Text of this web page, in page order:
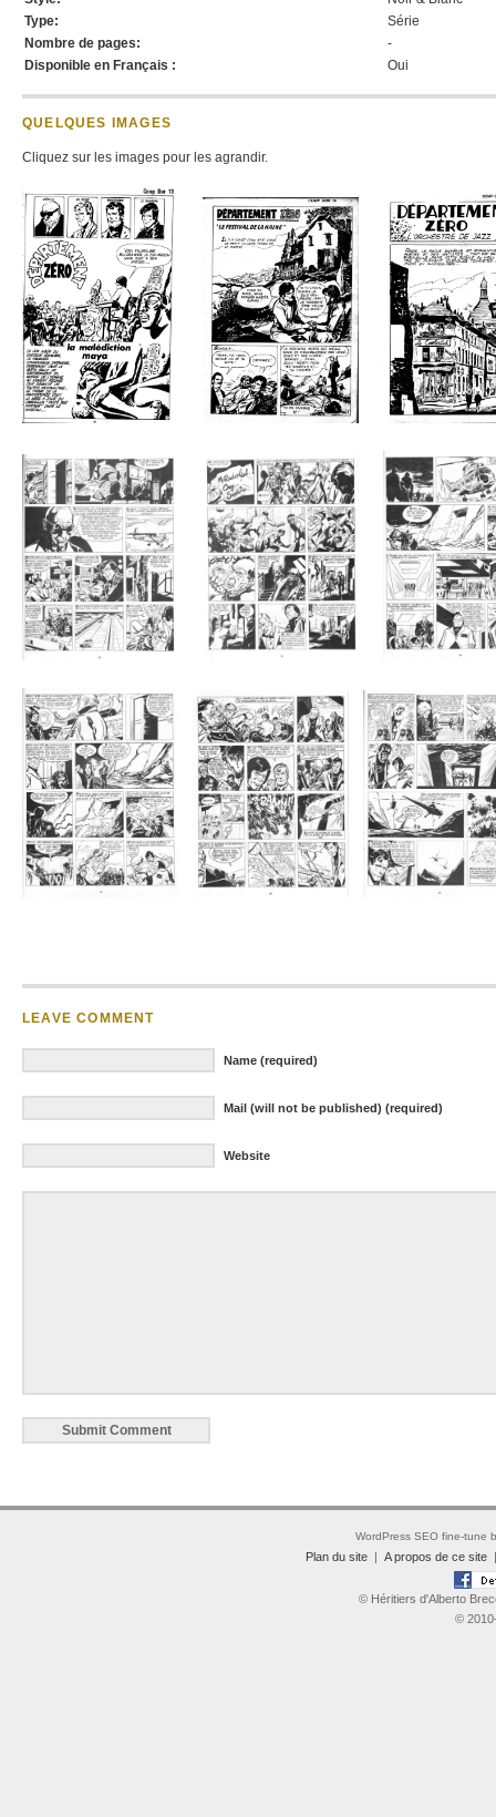
Type:
Série
Nombre de pages:
-
Disponible en Français :
Oui
QUELQUES IMAGES
Cliquez sur les images pour les agrandir.
LEAVE COMMENT
Name (required)
Mail (will not be published) (required)
Website
WordPress SEO fine-tune
Plan du site| A propos de ce site
© Héritiers d'Alberto
©